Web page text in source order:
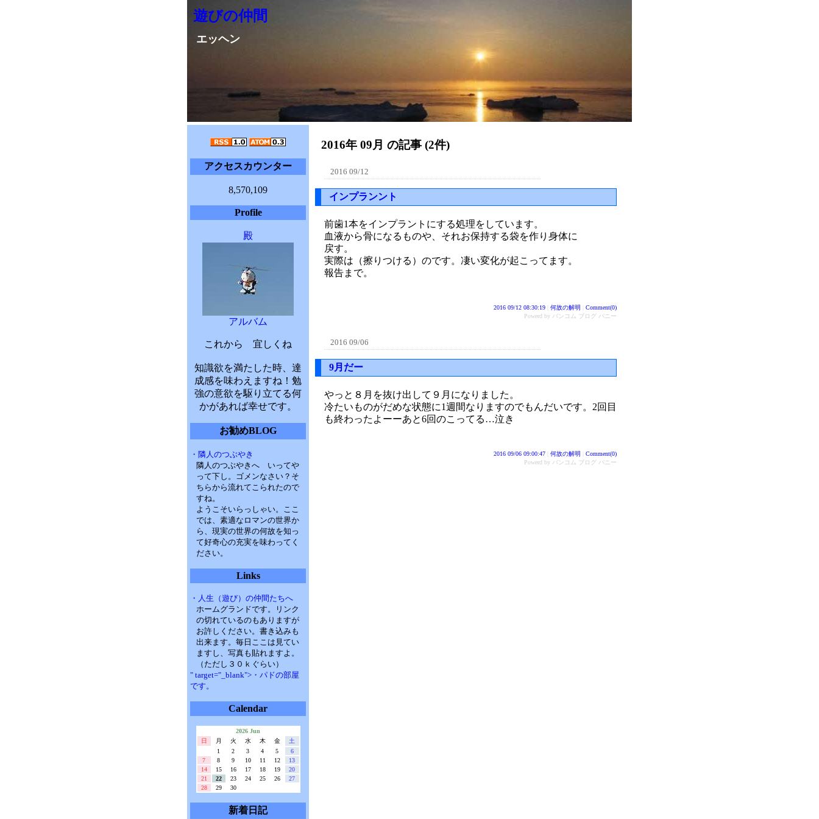
遊びの仲間
エッヘン
アクセスカウンター
8,570,109
Profile
殿
アルバム
これから 宜しくね
知識欲を満たした時、達
成感を味わえますね！勉
強の意欲を駆り立てる何
かがあれば幸せです。
お勧めBLOG
・隣人のつぶやき
隣人のつぶやきへ いってや
って下し。ゴメンなさい？そ
ちらから流れてこられたので
すね。
ようこそいらっしゃい。ここ
では、素適なロマンの世界か
ら、現実の世界の何故を知っ
て好奇心の充実を味わってく
ださい。
Links
・人生（遊び）の仲間たちへ
ホームグランドです。リンク
の切れているのもありますが
お許しください。書き込みも
出来ます。毎日ここは見てい
ますし、写真も貼れますよ。
（ただし３０ｋぐらい）
" target="_blank">・パドの部屋
です。
Calendar
2026 Jun
日
月 火 水 木 金
土
1
2 3 4 5
6
7
8 9 10 11 12
13
14
15 16 17 18 19
20
21
22 23 24 25 26
27
28
29 30
新着日記
2016年 09月 の記事 (2件)
2016 09/12
インプランント
前歯1本をインプラントにする処理をしています。
血液から骨になるものや、それお保持する袋を作り身体に
戻す。
実際は（擦りつける）のです。凄い変化が起こってます。
報告まで。
2016 09/12 08:30:19 何故の解明
Comment(0)
Powerd by バンコム ブログ バニー
2016 09/06
9月だー
やっと８月を抜け出して９月になりました。
冷たいものがだめな状態に1週間なりますのでもんだいです。2回目
も終わったよーーあと6回のこってる…泣き
2016 09/06 09:00:47 何故の解明
Comment(0)
Powerd by バンコム ブログ バニー